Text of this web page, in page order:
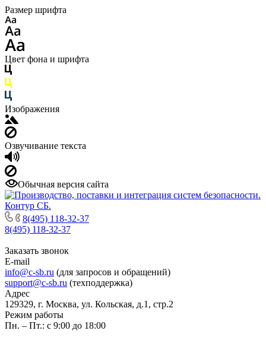
Размер шрифта
Цвет фона и шрифта
Изображения
Озвучивание текста
Обычная версия сайта
8(495) 118-32-37
8(495) 118-32-37
Заказать звонок
E-mail
info@c-sb.ru (для запросов и обращений)
support@c-sb.ru (техподдержка)
Адрес
129329, г. Москва, ул. Кольская, д.1, стр.2
Режим работы
Пн. – Пт.: с 9:00 до 18:00